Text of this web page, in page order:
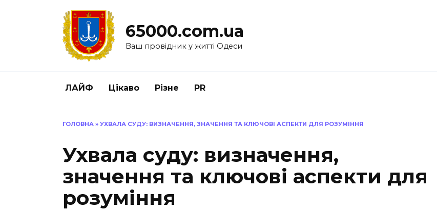
65000.com.ua
Ваш провідник у житті Одеси
ЛАЙФ Цікаво Різне PR
ГОЛОВНА » УХВАЛА СУДУ: ВИЗНАЧЕННЯ, ЗНАЧЕННЯ ТА КЛЮЧОВІ АСПЕКТИ ДЛЯ РОЗУМІННЯ
Ухвала суду: визначення,
значення та ключові аспекти для
розуміння